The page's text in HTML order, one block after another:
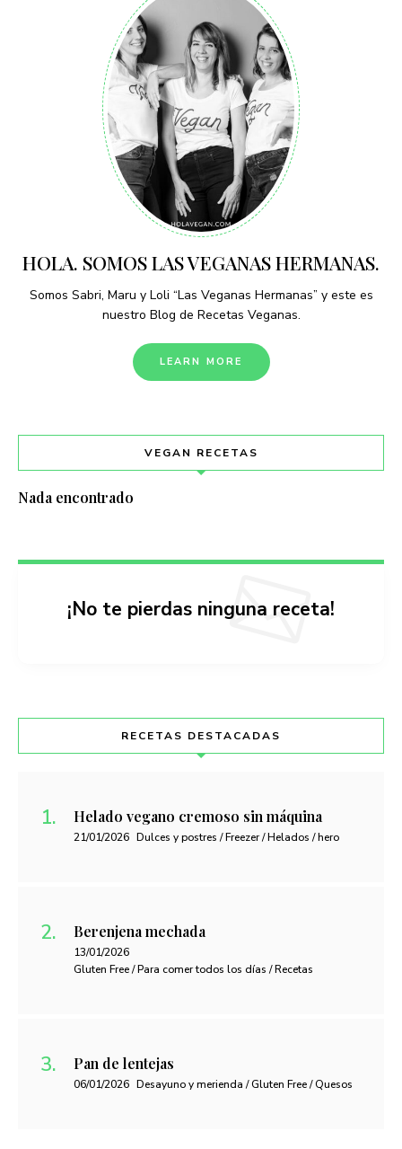
HOLA. SOMOS LAS VEGANAS HERMANAS.
Somos Sabri, Maru y Loli “Las Veganas Hermanas” y este es
nuestro Blog de Recetas Veganas.
LEARN MORE
VEGAN RECETAS
Nada encontrado
¡No te pierdas ninguna receta!
RECETAS DESTACADAS
Helado vegano cremoso sin máquina
21/01/2026 Dulces y postres / Freezer / Helados / hero
Berenjena mechada
13/01/2026
Gluten Free / Para comer todos los días / Recetas
Pan de lentejas
06/01/2026 Desayuno y merienda / Gluten Free / Quesos